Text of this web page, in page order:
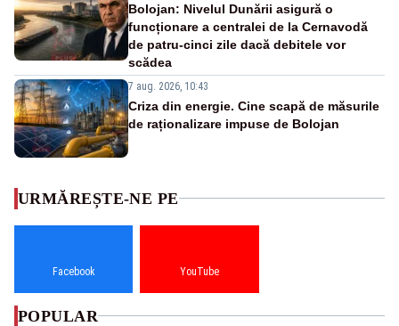
Bolojan: Nivelul Dunării asigură o
funcționare a centralei de la Cernavodă
de patru-cinci zile dacă debitele vor
scădea
7 aug. 2026, 10:43
Criza din energie. Cine scapă de măsurile
de raționalizare impuse de Bolojan
URMĂREȘTE-NE PE
Facebook YouTube
POPULAR